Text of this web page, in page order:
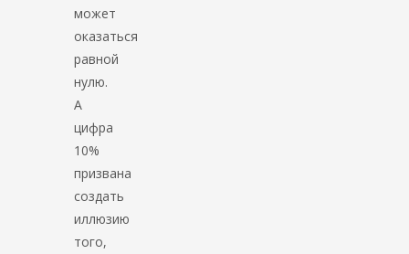
может
оказаться
равной
нулю.
А
цифра
10%
призвана
создать
иллюзию
того,